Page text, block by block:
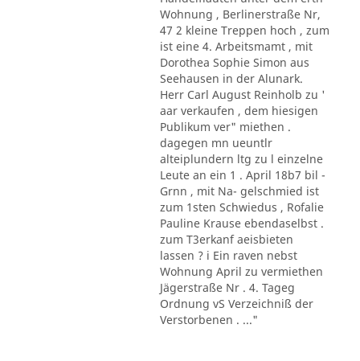
Wohnung , Berlinerstraße Nr,
47 2 kleine Treppen hoch , zum
ist eine 4. Arbeitsmamt , mit
Dorothea Sophie Simon aus
Seehausen in der Alunark.
Herr Carl August Reinholb zu '
aar verkaufen , dem hiesigen
Publikum ver" miethen .
dagegen mn ueuntlr
alteiplundern ltg zu l einzelne
Leute an ein 1 . April 18b7 bil -
Grnn , mit Na- gelschmied ist
zum 1sten Schwiedus , Rofalie
Pauline Krause ebendaselbst .
zum T3erkanf aeisbieten
lassen ? i Ein raven nebst
Wohnung April zu vermiethen
Jägerstraße Nr . 4. Tageg
Ordnung vS Verzeichniß der
Verstorbenen . ..."